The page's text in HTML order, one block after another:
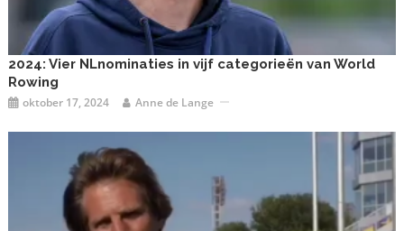
2024: Vier NLnominaties in vijf categorieën van World
Rowing
oktober 17, 2024 Anne de Lange